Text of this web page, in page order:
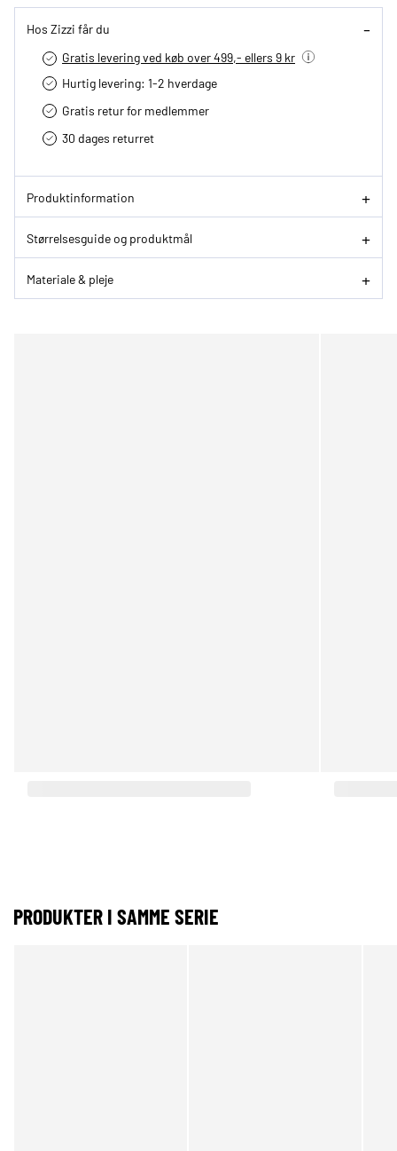
Hos Zizzi får du
Gratis levering ved køb over 499,- ellers 9 kr
Hurtig levering­: 1-2 hverdage
Gratis retur for medlemmer
30 dages returret
Produktinformation
Størrelsesguide og produktmål
Materiale & pleje
PRODUKTER I SAMME SERIE